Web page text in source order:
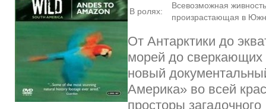
В ролях:
Всевозможная
произрастающая в
От Антарктики до
морей до
новый
Америка» во всей
просторы загадочного